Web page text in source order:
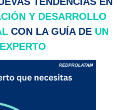
Y DESARROLLO
CON LA GUÍA DE UN
EXPERTO